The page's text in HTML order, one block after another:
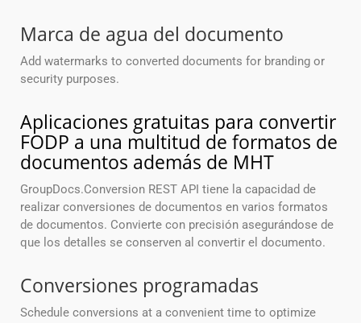
Marca de agua del documento
Add watermarks to converted documents for branding or
security purposes.
Aplicaciones gratuitas para convertir
FODP a una multitud de formatos de
documentos además de MHT
GroupDocs.Conversion REST API tiene la capacidad de
realizar conversiones de documentos en varios formatos
de documentos. Convierte con precisión asegurándose de
que los detalles se conserven al convertir el documento.
Conversiones programadas
Schedule conversions at a convenient time to optimize